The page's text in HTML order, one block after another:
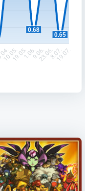
0.68
0.65
10.05.19.05.1.06.9.06.23.06.8.07.19.07.